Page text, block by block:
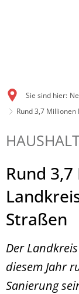
Sie sind hier:
Rund 3,7
Rund
Straßen
Der
diesem Jahr
Sanierung